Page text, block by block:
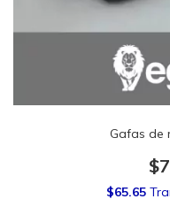
Gafas de